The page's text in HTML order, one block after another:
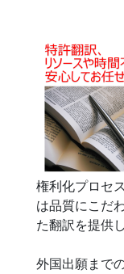
権利化プロセ
は品質にこだ
た翻訳を提供
外国出願まで